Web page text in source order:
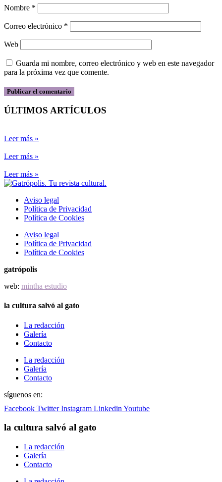
Nombre *
Correo electrónico *
Web
Guarda mi nombre, correo electrónico y web en este navegador
para la próxima vez que comente.
ÚLTIMOS ARTÍCULOS
Leer más »
Leer más »
Leer más »
Aviso legal
Política de Privacidad
Política de Cookies
Aviso legal
Política de Privacidad
Política de Cookies
gatrópolis
web: mintha estudio
la cultura salvó al gato
La redacción
Galería
Contacto
La redacción
Galería
Contacto
síguenos en:
Facebook Twitter Instagram Linkedin Youtube
la cultura salvó al gato
La redacción
Galería
Contacto